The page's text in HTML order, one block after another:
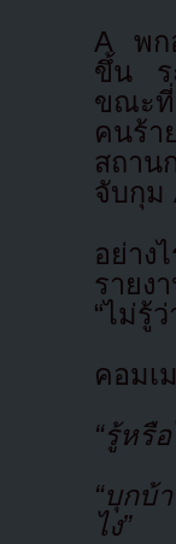
A พก
ขึ้น ร
ขณะที่
คนร้
สถาน
จับกุม
อย่า
รายง
“ไม่รู้
คอมเ
“รู้หรื
“บุกบ้
ไง”